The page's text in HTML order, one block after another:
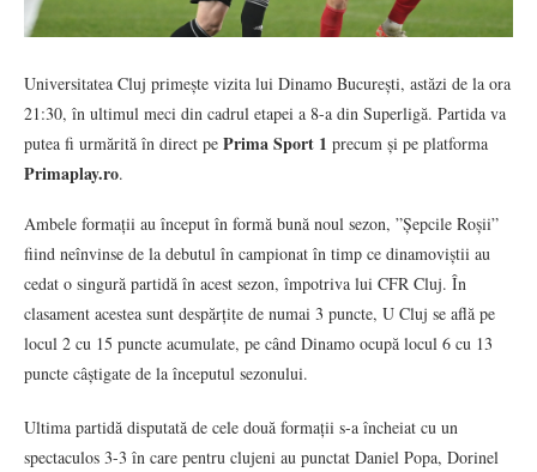
Universitatea Cluj primește vizita lui Dinamo București, astăzi de la ora
21:30, în ultimul meci din cadrul etapei a 8-a din Superligă. Partida va
putea fi urmărită în direct pe Prima Sport 1 precum și pe platforma
Primaplay.ro.
Ambele formații au început în formă bună noul sezon, ”Șepcile Roșii”
fiind neînvinse de la debutul în campionat în timp ce dinamoviștii au
cedat o singură partidă în acest sezon, împotriva lui CFR Cluj. În
clasament acestea sunt despărțite de numai 3 puncte, U Cluj se află pe
locul 2 cu 15 puncte acumulate, pe când Dinamo ocupă locul 6 cu 13
puncte câștigate de la începutul sezonului.
Ultima partidă disputată de cele două formații s-a încheiat cu un
spectaculos 3-3 în care pentru clujeni au punctat Daniel Popa, Dorinel